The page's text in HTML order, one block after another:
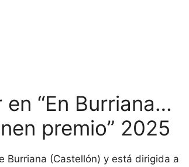
“En Burriana…
premio” 2025
Burriana (Castellón) y está dirigida a